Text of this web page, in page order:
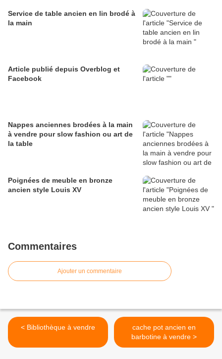
Service de table ancien en lin brodé à
la main
Article publié depuis Overblog et
Facebook
Nappes anciennes brodées à la main
à vendre pour slow fashion ou art de
la table
Poignées de meuble en bronze
ancien style Louis XV
Commentaires
Ajouter un commentaire
< Bibliothèque à vendre
cache pot ancien en
barbotine à vendre >